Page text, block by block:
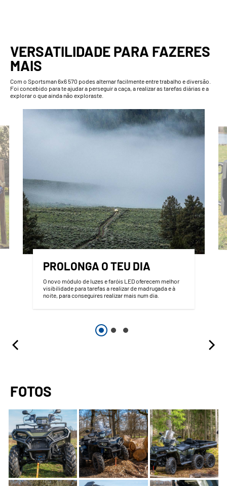
VERSATILIDADE PARA FAZERES
MAIS
Com o Sportsman 6x6 570 podes alternar facilmente entre trabalho e diversão.
Foi concebido para te ajudar a perseguir a caça, a realizar as tarefas diárias e a
explorar o que ainda não exploraste.
PROLONGA O TEU DIA
O novo módulo de luzes e faróis LED oferecem melhor
visibilidade para tarefas a realizar de madrugada e à
noite, para conseguires realizar mais num dia.
FOTOS